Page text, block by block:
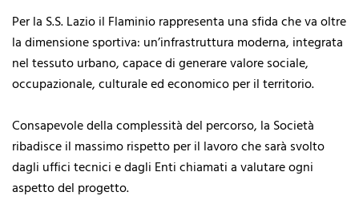
Per la S.S. Lazio il Flaminio rappresenta una sfida che va oltre
la dimensione sportiva: un’infrastruttura moderna, integrata
nel tessuto urbano, capace di generare valore sociale,
occupazionale, culturale ed economico per il territorio.
Consapevole della complessità del percorso, la Società
ribadisce il massimo rispetto per il lavoro che sarà svolto
dagli uffici tecnici e dagli Enti chiamati a valutare ogni
aspetto del progetto.